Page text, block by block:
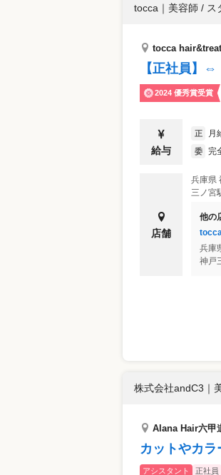
tocca ｜ 美容師 / ス
tocca
【正社員】
2024 優秀賞受賞
給与
正 月
委 完
店舗
兵庫県
三ノ宮
他の
兵庫
神戸
株式会社andC3 ｜
Alana Hair六甲
カットやカ
アシスタント 正社員